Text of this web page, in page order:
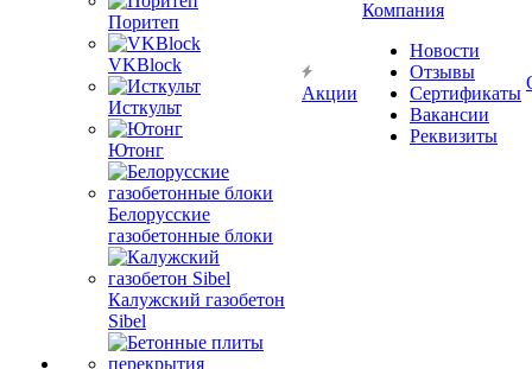
Поритеп
VKBlock
Исткульт
Ютонг
Белорусские
газобетонные блоки
Калужский газобетон
Sibel
Акции
Компания
Новости
Отзывы
Сертификаты
Вакансии
Реквизиты